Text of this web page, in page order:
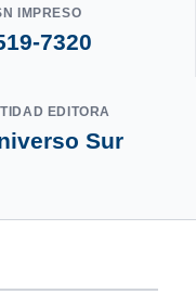
IMPRESO
7320
EDITORA
Sur